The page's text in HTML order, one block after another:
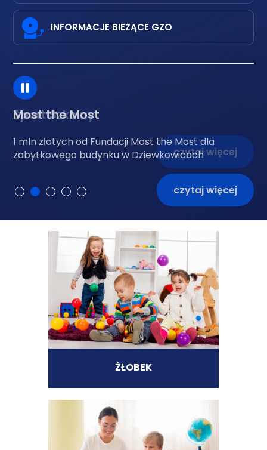
INFORMACJE BIEŻĄCE GZO
Most the Most
1 mln złotych od Fundacji Most the Most dla
zabytkowego budynku w Dziewkowicach
czytaj więcej
ŻŁOBEK